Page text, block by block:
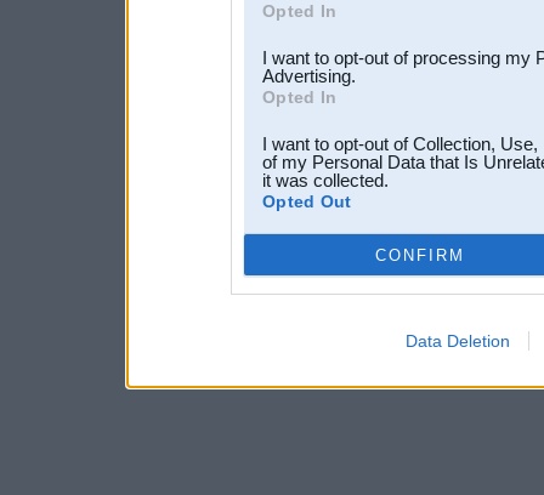
Opted In
I want to opt-out of processing my
Advertising.
Opted In
I want to opt-out of Collection,
of my Personal Data that Is
it was collected.
Opted Out
CONFIRM
Data Deletion